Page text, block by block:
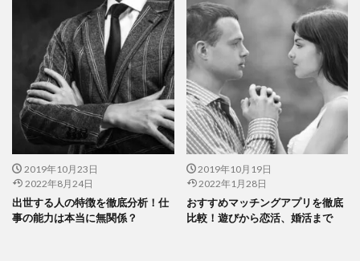
2019年10月23日
2022年8月24日
出世する人の特徴を徹底分析！仕
事の能力は本当に無関係？
2019年10月19日
2022年1月28日
おすすめマッチングアプリを徹底
比較！遊びから恋活、婚活まで